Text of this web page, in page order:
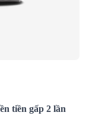
tiền gấp 2 lần